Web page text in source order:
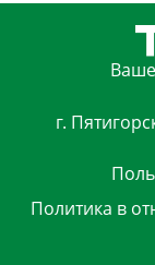
г.
Политика в